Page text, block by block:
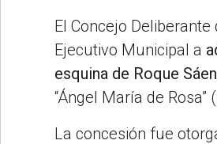
El Concejo Deliberante
Ejecutivo Municipal a
esquina de Roque
“Ángel María de Rosa”
La concesión fue